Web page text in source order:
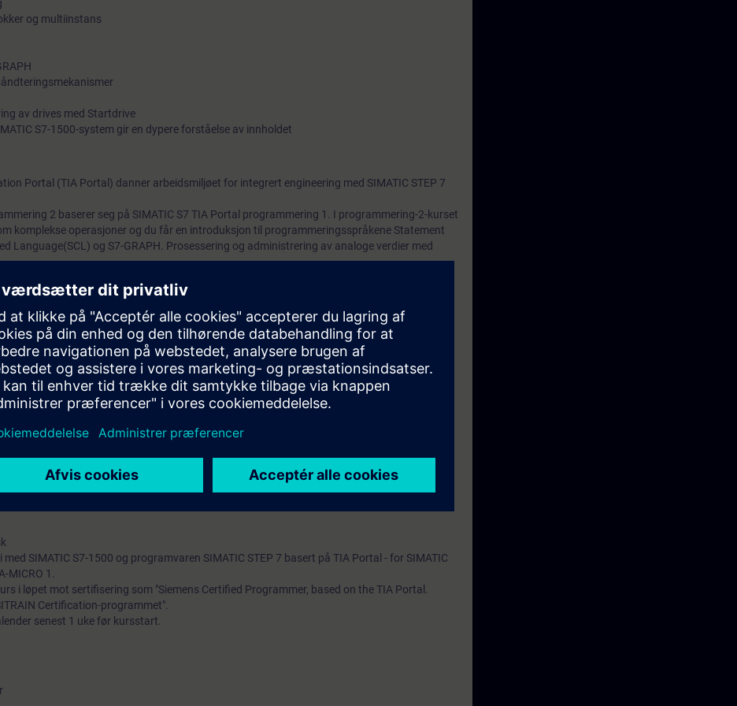
og multiinstans
av drives med Startdrive
S7-1500-system gir en dypere forståelse av innholdet
Portal (TIA Portal) danner arbeidsmiljøet for integrert engineering med SIMATIC STEP 7
2 baserer seg på SIMATIC S7 TIA Portal programmering 1. I programmering-2-kurset
komplekse operasjoner og du får en introduksjon til programmeringsspråkene Statement
Language(SCL) og S7-GRAPH. Prosessering og administrering av analoge verdier med
programmeringsfeil. Basert på dette, vil du lære hvordan meldinger kan presenteres i HMI.
vil man få nye impulser og ideer, og bli en bedre PLS-programmerer.
samspillet mellom TIA Portal-komponenter
som indirekte adressering i STEP 7
med SIMATIC S7 automasjonssystem
med blokker fra STEP 7's standardbibliotek
i SIMATIC S7-systemet: HMI, PROFINET I/O og frekvensomformer
eller ha tilsvarende forkunnskaper.
SIMATIC S7-1500 og programvaren SIMATIC STEP 7 basert på TIA Portal - for SIMATIC
MICRO 1.
i løpet mot sertifisering som "Siemens Certified Programmer, based on the TIA Portal.
Certification-programmet".
senest 1 uke før kursstart.